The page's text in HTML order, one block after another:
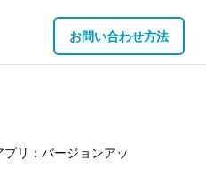
お問い合わせ方法
リ：バージョンアッ